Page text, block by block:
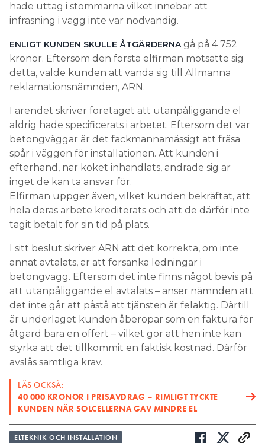
hade uttag i stommarna vilket innebar att
infräsning i vägg inte var nödvändig.
ENLIGT KUNDEN SKULLE ÅTGÄRDERNAgå på 4 752
kronor. Eftersom den första elfirman motsatte sig
detta, valde kunden att vända sig till Allmänna
reklamationsnämnden, ARN.
I ärendet skriver företaget att utanpåliggande el
aldrig hade specificerats i arbetet. Eftersom det var
betongväggar är det fackmannamässigt att fräsa
spår i väggen för installationen. Att kunden i
efterhand, när köket inhandlats, ändrade sig är
inget de kan ta ansvar för.
Elfirman uppger även, vilket kunden bekräftat, att
hela deras arbete krediterats och att de därför inte
tagit betalt för sin tid på plats.
I sitt beslut skriver ARN att det korrekta, om inte
annat avtalats, är att försänka ledningar i
betongvägg. Eftersom det inte finns något bevis på
att utanpåliggande el avtalats – anser nämnden att
det inte går att påstå att tjänsten är felaktig. Därtill
är underlaget kunden åberopar som en faktura för
åtgärd bara en offert – vilket gör att hen inte kan
styrka att det tillkommit en faktisk kostnad. Därför
avslås samtliga krav.
LÄS OCKSÅ:
40 000 KRONOR I PRISAVDRAG – RIMLIGT TYCKTE
KUNDEN NÄR SOLCELLERNA GAV MINDRE EL
ELTEKNIK OCH INSTALLATION